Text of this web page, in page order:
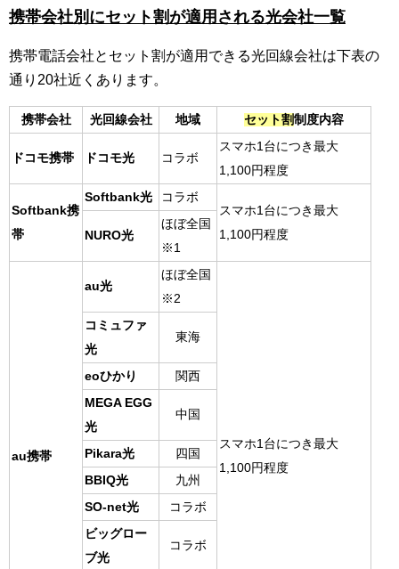
携帯会社別にセット割が適用される光会社一覧
携帯電話会社とセット割が適用できる光回線会社は下表の
通り20社近くあります。
携帯会社 光回線会社 地域 セット割制度内容
ドコモ携帯 ドコモ光 コラボ
スマホ1台につき最大
1,100円程度
Softbank携
帯
Softbank光
コラボ
スマホ1台につき最大
1,100円程度
NURO光
ほぼ全国
※1
au携帯
au光
ほぼ全国
※2
スマホ1台につき最大
1,100円程度
コミュファ
光
東海
eoひかり
関西
MEGA EGG
光
中国
Pikara光
四国
BBIQ光
九州
SO-net光
コラボ
ビッグロー
ブ光
コラボ